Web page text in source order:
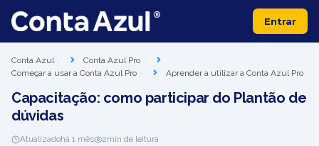
Entrar
Conta Azul
Conta Azul Pro
Começar a usar a Conta Azul Pro
Aprender a utilizar a Conta Azul Pro
Capacitação: como participar do Plantão de
dúvidas
Atualizadohá 1 mês 2min de leitura